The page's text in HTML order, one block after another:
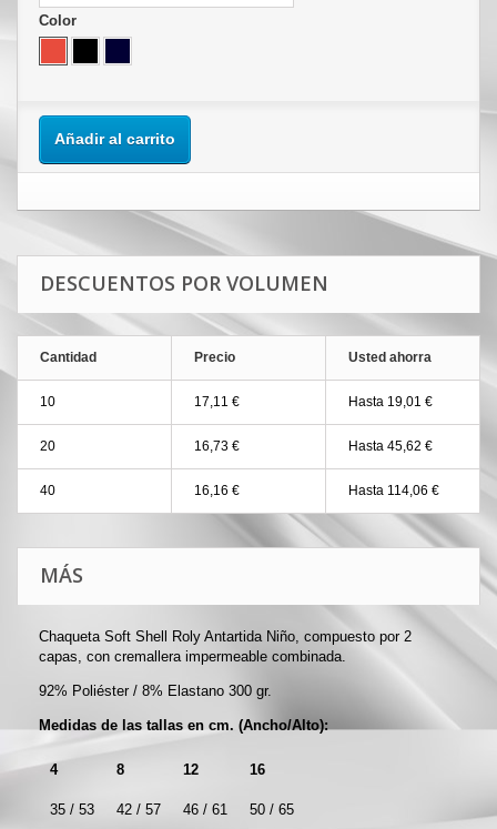
Color
Añadir al carrito
DESCUENTOS POR VOLUMEN
Cantidad Precio Usted ahorra
10 17,11 € Hasta 19,01 €
20 16,73 € Hasta 45,62 €
40 16,16 € Hasta 114,06 €
MÁS
Chaqueta Soft Shell Roly Antartida Niño, compuesto por 2
capas, con cremallera impermeable combinada.
92% Poliéster / 8% Elastano 300 gr.
Medidas de las tallas en cm. (Ancho/Alto):
4 8 12 16
35 / 53 42 / 57 46 / 61
50 / 65